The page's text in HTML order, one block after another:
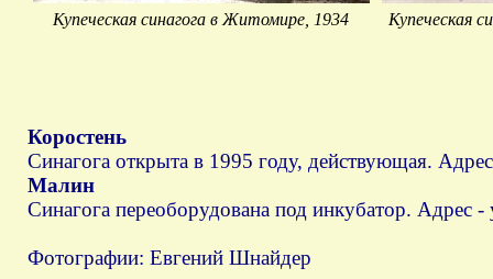
Купеческая синагога в Житомире, 1934 Купеческая
Коростень
Синагога открыта в 1995 году, действующая.
Малин
Синагога переоборудована под инкубатор. Адрес
Фотографии: Евгений Шнайдер